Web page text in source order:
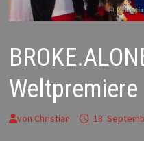
Weltpremiere
von Christian 18.